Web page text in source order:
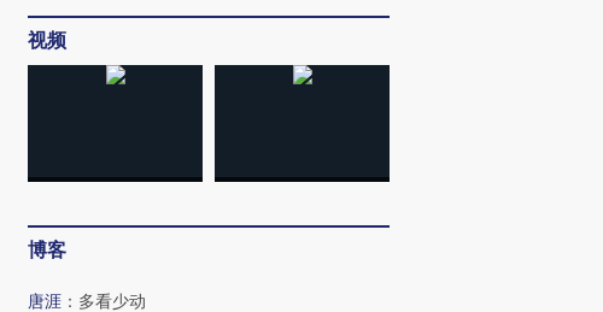
视频
博客
唐涯 ： 多看少动